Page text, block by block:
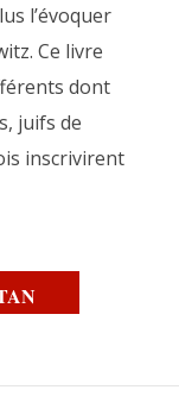
l’évoquer
Ce livre
dont
juifs de
inscrivirent